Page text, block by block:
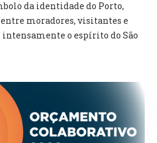
da identidade do Porto,
moradores, visitantes e
intensamente o espírito do São